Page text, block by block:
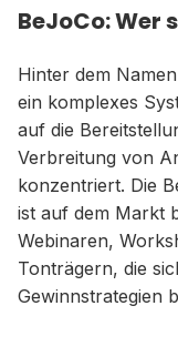
BeJoCo:
Hinter dem
ein komplexes
auf die
Verbreitung von
konzentriert. Die
ist auf dem Markt
Webinaren,
Tonträgern, die
Gewinnstrategien